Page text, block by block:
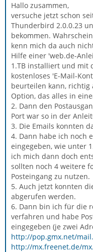
Hallo zusammen,
versuche jetzt schon
Thunderbird 2.0.0.23
bekommen.
kenn mich da auch
Hilfe einer 'web.de-
1.TB installiert und mit
kostenloses 'E-Mail-
beurteilen kann,
Option, das alles in
2. Dann den
Port war so in der
3. Die Emails konnten
4. Dann habe ich noch
eingegeben, wie unter
ich mich dann doch
sollten noch 4 weitere
Posteingang zu nutzen.
5. Auch jetzt konnten
abgerufen werden.
6. Dann bin ich für die
verfahren und habe
eingegeben (je zwei
http://pop.gmx.net/
http://mx.freenet.de/